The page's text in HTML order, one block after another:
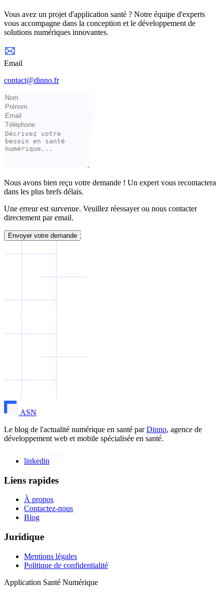
Vous avez un projet d'application santé ? Notre équipe d'experts
vous accompagne dans la conception et le développement de
solutions numériques innovantes.
Email
contact@dinno.fr
Nous avons bien reçu votre demande ! Un expert vous recontactera
dans les plus brefs délais.
Une erreur est survenue. Veuillez réessayer ou nous contacter
directement par email.
Envoyer votre demande
ASN
Le blog de l'actualité numérique en santé parDinno, agence de
développement web et mobile spécialisée en santé.
linkedin
Liens rapides
À propos
Contactez-nous
Blog
Juridique
Mentions légales
Politique de confidentialité
Application Santé Numérique